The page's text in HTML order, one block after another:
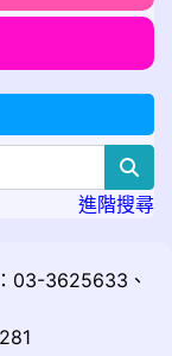
進階搜尋
03-3625633、